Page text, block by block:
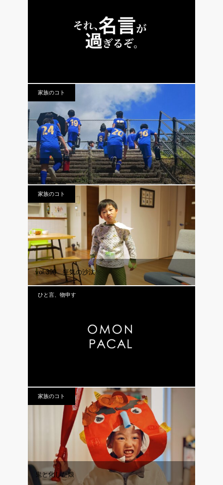
家族のコト
壁
家族のコト
vol.390 狂気の沙汰
ひと言、物申す
家族のコト
鬼と化した娘